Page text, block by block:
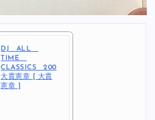
DJ ALL
TIME
CLASSICS 200
大貫憲章 [ 大貫
憲章 ]